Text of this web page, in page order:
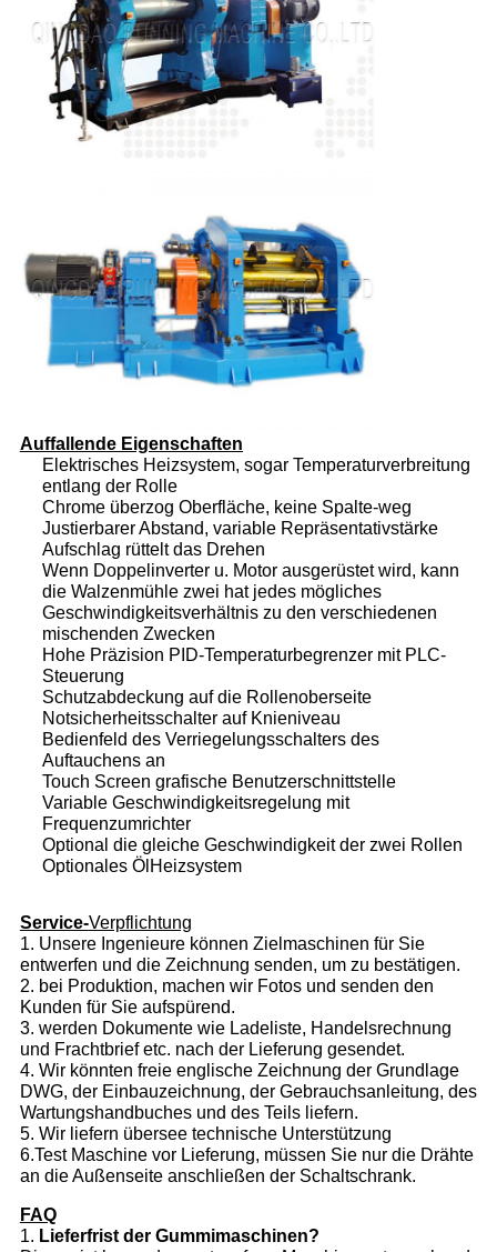
Auffallende Eigenschaften
Elektrisches Heizsystem, sogar Temperaturverbreitung
entlang der Rolle
Chrome überzog Oberfläche, keine Spalte-weg
Justierbarer Abstand, variable Repräsentativstärke
Aufschlag rüttelt das Drehen
Wenn Doppelinverter u. Motor ausgerüstet wird, kann
die Walzenmühle zwei hat jedes mögliches
Geschwindigkeitsverhältnis zu den verschiedenen
mischenden Zwecken
Hohe Präzision PID-Temperaturbegrenzer mit PLC-
Steuerung
Schutzabdeckung auf die Rollenoberseite
Notsicherheitsschalter auf Knieniveau
Bedienfeld des Verriegelungsschalters des
Auftauchens an
Touch Screen grafische Benutzerschnittstelle
Variable Geschwindigkeitsregelung mit
Frequenzumrichter
Optional die gleiche Geschwindigkeit der zwei Rollen
Optionales ÖlHeizsystem
Service-Verpflichtung
1. Unsere Ingenieure können Zielmaschinen für Sie
entwerfen und die Zeichnung senden, um zu bestätigen.
2. bei Produktion, machen wir Fotos und senden den
Kunden für Sie aufspürend.
3. werden Dokumente wie Ladeliste, Handelsrechnung
und Frachtbrief etc. nach der Lieferung gesendet.
4. Wir könnten freie englische Zeichnung der Grundlage
DWG, der Einbauzeichnung, der Gebrauchsanleitung, des
Wartungshandbuches und des Teils liefern.
5. Wir liefern übersee technische Unterstützung
6.Test Maschine vor Lieferung, müssen Sie nur die Drähte
an die Außenseite anschließen der Schaltschrank.
FAQ
1. Lieferfrist der Gummimaschinen?